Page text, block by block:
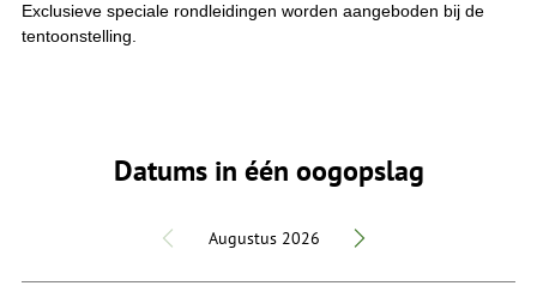
Exclusieve speciale rondleidingen worden aangeboden bij de
tentoonstelling.
Datums in één oogopslag
Augustus 2026